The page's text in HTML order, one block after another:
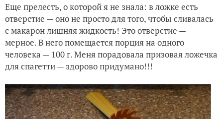
Еще прелесть, о которой я не знала: в ложке есть
отверстие — оно не просто для того, чтобы сливалась
с макарон лишняя жидкость! Это отверстие —
мерное. В него помещается порция на одного
человека — 100 г. Меня порадовала призовая ложечка
для спагетти — здорово придумано!!!